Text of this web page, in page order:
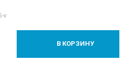
v
В КОРЗИНУ